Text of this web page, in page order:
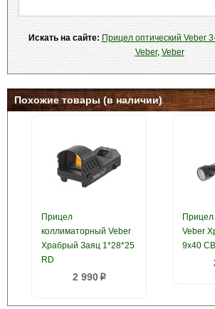
Искать на сайте: Прицел оптический Veber
Veber, Veber
Похожие товары (в наличии)
Прицел
коллиматорный Veber
Храбрый Заяц 1*28*25
RD
2 990p
Прицел
Veber
9x40